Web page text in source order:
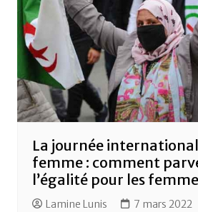
La journée
femme : comment
l’égalité pour les
Lamine Lunis 7 mars 2022